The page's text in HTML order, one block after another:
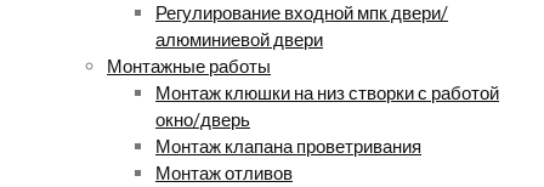
Регулирование входной мпк двери/
алюминиевой двери
Монтажные работы
Монтаж клюшки на низ створки с работой
окно/дверь
Монтаж клапана проветривания
Монтаж отливов